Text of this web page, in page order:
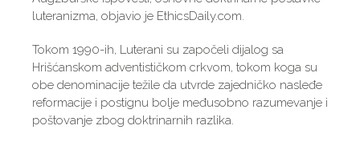
luteranizma, objavio je EthicsDaily.com.
Tokom 1990-ih, Luterani su započeli dijalog sa
Hrišćanskom adventističkom crkvom, tokom koga su
obe denominacije težile da utvrde zajedničko nasleđe
reformacije i postignu bolje međusobno razumevanje i
poštovanje zbog doktrinarnih razlika.